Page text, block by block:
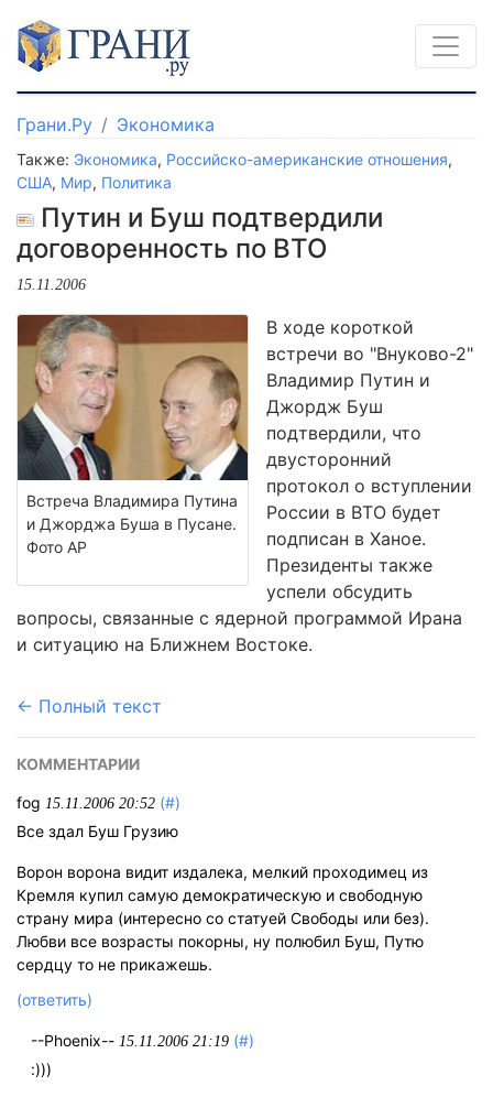
Грани.Ру Экономика
Также: Экономика, Российско-американские отношения,
США, Мир, Политика
Путин и Буш подтвердили
договоренность по ВТО
15.11.2006
Встреча Владимира Путина
и Джорджа Буша в Пусане.
Фото АР
В ходе короткой
встречи во "Внуково-2"
Владимир Путин и
Джордж Буш
подтвердили, что
двусторонний
протокол о вступлении
России в ВТО будет
подписан в Ханое.
Президенты также
успели обсудить
вопросы, связанные с ядерной программой Ирана
и ситуацию на Ближнем Востоке.
← Полный текст
КОММЕНТАРИИ
fog 15.11.2006 20:52 (#)
Все здал Буш Грузию
Ворон ворона видит издалека, мелкий проходимец из
Кремля купил самую демократическую и свободную
страну мира (интересно со статуей Свободы или без).
Любви все возрасты покорны, ну полюбил Буш, Путю
сердцу то не прикажешь.
(ответить)
--Phoenix-- 15.11.2006 21:19 (#)
:)))